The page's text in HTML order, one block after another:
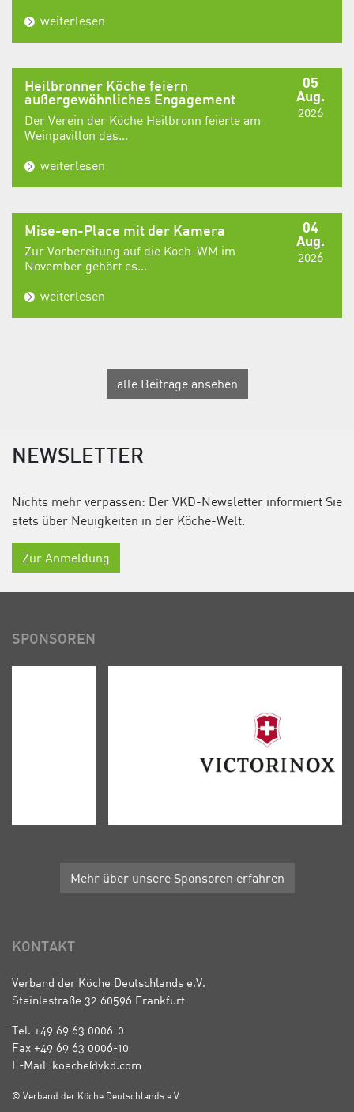
weiterlesen
05
Aug.
2026
Heilbronner Köche feiern
außergewöhnliches Engagement
Der Verein der Köche Heilbronn feierte am
Weinpavillon das...
weiterlesen
04
Aug.
2026
Mise-en-Place mit der Kamera
Zur Vorbereitung auf die Koch-WM im
November gehört es...
weiterlesen
alle Beiträge ansehen
NEWSLETTER
Nichts mehr verpassen: Der VKD-Newsletter informiert Sie
stets über Neuigkeiten in der Köche-Welt.
Zur Anmeldung
SPONSOREN
Mehr über unsere Sponsoren erfahren
KONTAKT
Verband der Köche Deutschlands e.V.
Steinlestraße 32 60596 Frankfurt
Tel. +49 69 63 0006-0
Fax +49 69 63 0006-10
E-Mail: koeche@vkd.com
© Verband der Köche Deutschlands e.V.